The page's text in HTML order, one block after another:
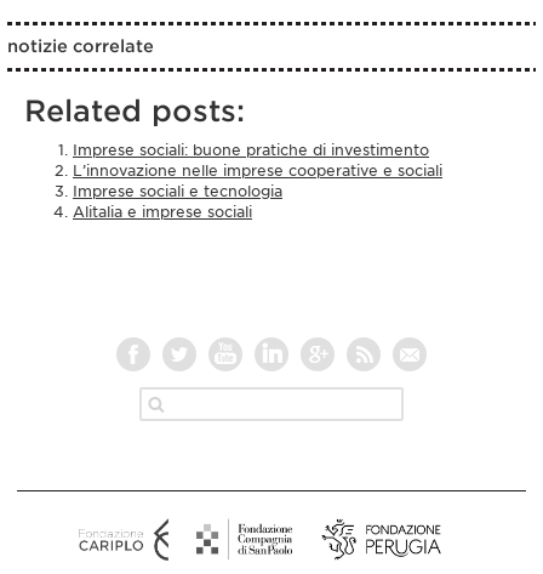
notizie correlate
Related posts:
Imprese sociali: buone pratiche di investimento
L’innovazione nelle imprese cooperative e sociali
Imprese sociali e tecnologia
Alitalia e imprese sociali